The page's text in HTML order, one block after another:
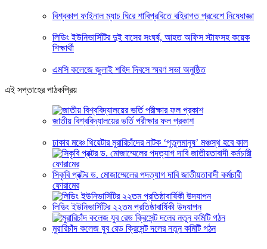
বিশ্বকাপ ফাইনাল ম্যাচ ঘিরে শাবিপ্রবিতে বহিরাগত প্রবেশে নিষেধাজ্ঞা
লিডিং ইউনিভার্সিটির দুই বাসের সংঘর্ষ, আহত অফিস স্টাফসহ কয়েক
শিক্ষার্থী
এমসি কলেজে জুলাই শহিদ দিবসে স্মরণ সভা অনুষ্ঠিত
এই সপ্তাহের পাঠকপ্রিয়
জাতীয় বিশ্ববিদ্যালয়ের ভর্তি পরীক্ষার ফল প্রকাশ
ঢাকার মঞ্চে থিয়েটার মুরারিচাঁদের নাটক ‘পুতুলমানুষ’ মঞ্চস্থ হবে কাল
সিকৃবি প্রক্টর ড. মোজাম্মেলের পদত্যাগ দাবি জাতীয়তাবাদী কর্মচারী
ফোরামের
লিডিং ইউনিভার্সিটির ২২তম প্রতিষ্ঠাবার্ষিকী উদযাপন
মুরারিচাঁদ কলেজ যুব রেড ক্রিসেন্ট দলের নতুন কমিটি গঠন